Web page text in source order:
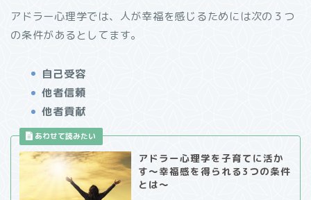
アドラー心理学では、人が幸福を感じるためには次の３つ
の条件があるとしてます。
自己受容
他者信頼
他者貢献
アドラー心理学を子育てに活か
す～幸福感を得られる3つの条件
とは～